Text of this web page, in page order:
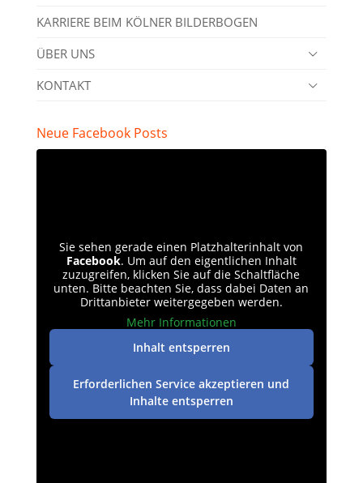
KARRIERE BEIM KÖLNER BILDERBOGEN
ÜBER UNS
KONTAKT
Neue Facebook Posts
Sie sehen gerade einen Platzhalterinhalt von
Facebook. Um auf den eigentlichen Inhalt
zuzugreifen, klicken Sie auf die Schaltfläche
unten. Bitte beachten Sie, dass dabei Daten an
Drittanbieter weitergegeben werden.
Mehr Informationen
Inhalt entsperren
Erforderlichen Service akzeptieren und
Inhalte entsperren